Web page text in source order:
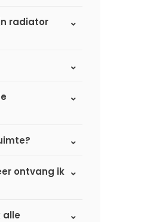
radiator
ontvang ik
alle